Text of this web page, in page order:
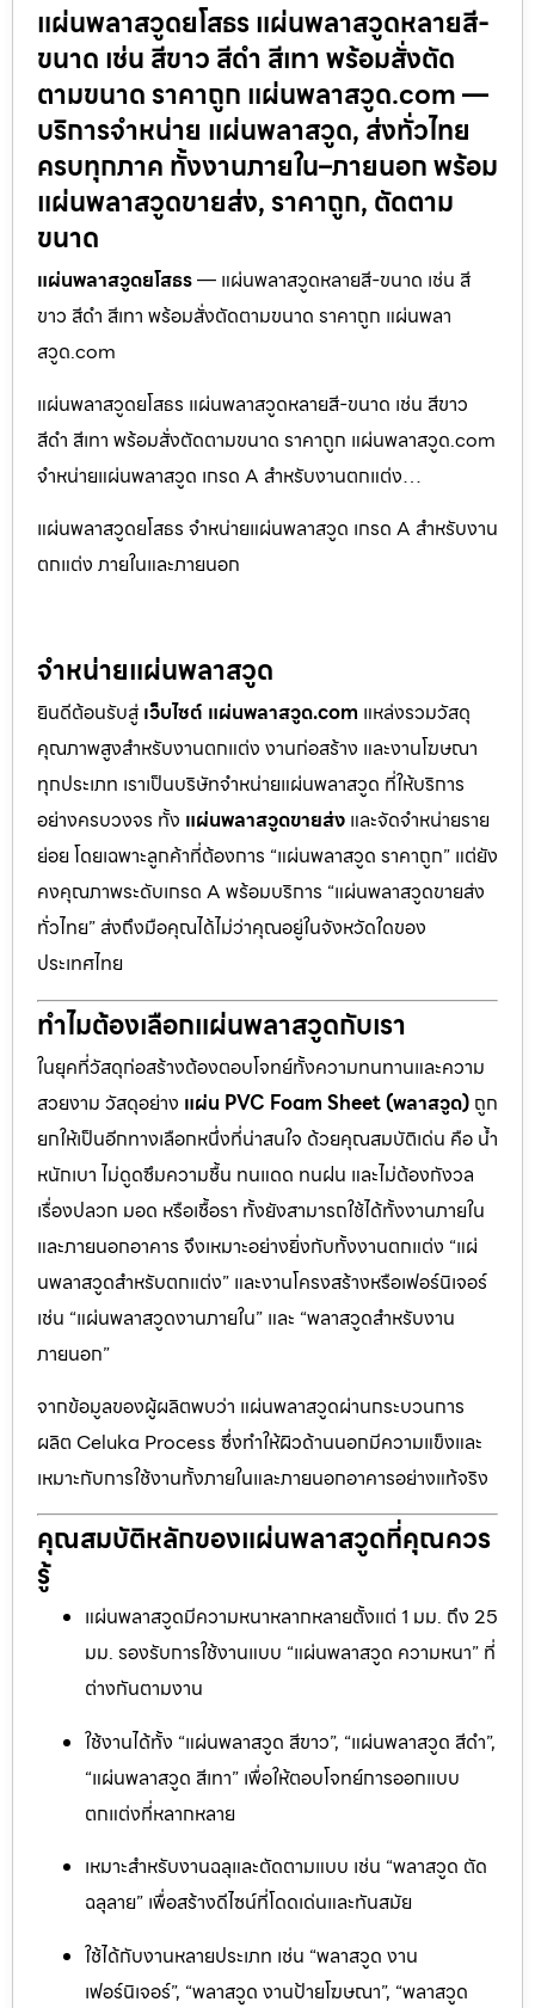
แผ่นพลาสวูดยโสธร แผ่นพลาสวูดหลายสี-
ขนาด เช่น สีขาว สีดำ สีเทา พร้อมสั่งตัด
ตามขนาด ราคาถูก แผ่นพลาสวูด.com —
บริการจำหน่าย แผ่นพลาสวูด, ส่งทั่วไทย
ครบทุกภาค ทั้งงานภายใน–ภายนอก พร้อม
แผ่นพลาสวูดขายส่ง, ราคาถูก, ตัดตาม
ขนาด
แผ่นพลาสวูดยโสธร— แผ่นพลาสวูดหลายสี-ขนาด เช่น สี
ขาว สีดำ สีเทา พร้อมสั่งตัดตามขนาด ราคาถูก แผ่นพลา
สวูด.com
แผ่นพลาสวูดยโสธร แผ่นพลาสวูดหลายสี-ขนาด เช่น สีขาว
สีดำ สีเทา พร้อมสั่งตัดตามขนาด ราคาถูก แผ่นพลาสวูด.com
จำหน่ายแผ่นพลาสวูด เกรด A สำหรับงานตกแต่ง…
แผ่นพลาสวูดยโสธร จำหน่ายแผ่นพลาสวูด เกรด A สำหรับงาน
ตกแต่ง ภายในและภายนอก
จำหน่ายแผ่นพลาสวูด
ยินดีต้อนรับสู่ เว็บไซต์ แผ่นพลาสวูด.com แหล่งรวมวัสดุ
คุณภาพสูงสำหรับงานตกแต่ง งานก่อสร้าง และงานโฆษณา
ทุกประเภท เราเป็นบริษัทจำหน่ายแผ่นพลาสวูด ที่ให้บริการ
อย่างครบวงจร ทั้ง แผ่นพลาสวูดขายส่ง และจัดจำหน่ายราย
ย่อย โดยเฉพาะลูกค้าที่ต้องการ “แผ่นพลาสวูด ราคาถูก” แต่ยัง
คงคุณภาพระดับเกรด A พร้อมบริการ “แผ่นพลาสวูดขายส่ง
ทั่วไทย” ส่งถึงมือคุณได้ไม่ว่าคุณอยู่ในจังหวัดใดของ
ประเทศไทย
ทำไมต้องเลือกแผ่นพลาสวูดกับเรา
ในยุคที่วัสดุก่อสร้างต้องตอบโจทย์ทั้งความทนทานและความ
สวยงาม วัสดุอย่าง แผ่น PVC Foam Sheet (พลาสวูด) ถูก
ยกให้เป็นอีกทางเลือกหนึ่งที่น่าสนใจ ด้วยคุณสมบัติเด่น คือ น้ำ
หนักเบา ไม่ดูดซึมความชื้น ทนแดด ทนฝน และไม่ต้องกังวล
เรื่องปลวก มอด หรือเชื้อรา ทั้งยังสามารถใช้ได้ทั้งงานภายใน
และภายนอกอาคาร จึงเหมาะอย่างยิ่งกับทั้งงานตกแต่ง “แผ่
นพลาสวูดสำหรับตกแต่ง” และงานโครงสร้างหรือเฟอร์นิเจอร์
เช่น “แผ่นพลาสวูดงานภายใน” และ “พลาสวูดสำหรับงาน
ภายนอก”
จากข้อมูลของผู้ผลิตพบว่า แผ่นพลาสวูดผ่านกระบวนการ
ผลิต Celuka Process ซึ่งทำให้ผิวด้านนอกมีความแข็งและ
เหมาะกับการใช้งานทั้งภายในและภายนอกอาคารอย่างแท้จริง
คุณสมบัติหลักของแผ่นพลาสวูดที่คุณควร
รู้
แผ่นพลาสวูดมีความหนาหลากหลายตั้งแต่ 1 มม. ถึง 25
มม. รองรับการใช้งานแบบ “แผ่นพลาสวูด ความหนา” ที่
ต่างกันตามงาน
ใช้งานได้ทั้ง “แผ่นพลาสวูด สีขาว”, “แผ่นพลาสวูด สีดำ”,
“แผ่นพลาสวูด สีเทา” เพื่อให้ตอบโจทย์การออกแบบ
ตกแต่งที่หลากหลาย
เหมาะสำหรับงานฉลุและตัดตามแบบ เช่น “พลาสวูด ตัด
ฉลุลาย” เพื่อสร้างดีไซน์ที่โดดเด่นและทันสมัย
ใช้ได้กับงานหลายประเภท เช่น “พลาสวูด งาน
เฟอร์นิเจอร์”, “พลาสวูด งานป้ายโฆษณา”, “พลาสวูด